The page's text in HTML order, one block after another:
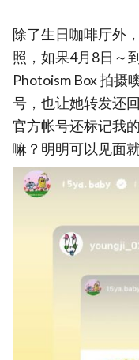
除了生日咖啡厅外
照，如果4月8日～
Photoism Box 拍摄
号，也让她转发还
官方帐号还标记我
嘛？明明可以见面